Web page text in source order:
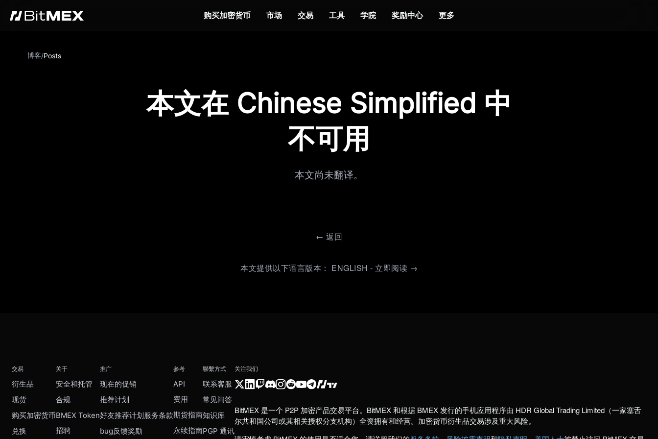
购买加密货币 市场 交易 工具 学院 奖励中心 更多
博客/Posts
本文在 Chinese Simplified 中
不可用
本文尚未翻译。
← 返回
本文提供以下语言版本： ENGLISH - 立即阅读 →
交易
衍生品
现货
购买加密货币
兑换
关于
安全和托管
合规
BMEX Token
招聘
推广
现在的促销
推荐计划
好友推荐计划服务条款
bug反馈奖励
参考
API
费用
期货指南
永续指南
聯繫方式
联系客服
常见问答
知识库
PGP 通讯
关注我们
BitMEX 是一个 P2P 加密产品交易平台。BitMEX 和根据 BMEX 发行的手机应用程序由 HDR Global Trading Limited（一家塞舌
尔共和国公司或其相关授权分支机构）全资拥有和经营。加密货币衍生品交易涉及重大风险。